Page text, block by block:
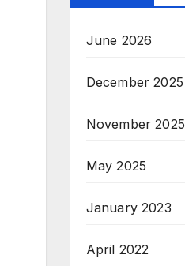
June 2026
December 2025
November 2025
May 2025
January 2023
April 2022